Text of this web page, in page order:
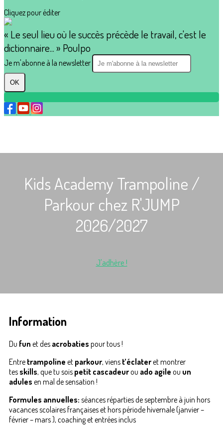
Cliquez pour éditer
« Le seul lieu où le succès précède le travail, c'est le
dictionnaire... » Poulpo
Je m'abonne à la newsletter
OK
Kids Academy Trampoline /
Parkour chez R'JUMP
2026/2027
J'adhère !
Information
Du fun et des acrobaties pour tous !
Entre trampoline et parkour, viens t’éclateret montrer
tes skills, que tu sois petit cascadeurou ado agile ou un
adules en mal de sensation !
Formules annuelles: séances réparties de septembre à juin hors
vacances scolaires françaises et hors période hivernale (janvier –
février – mars ), coaching et entrées inclus